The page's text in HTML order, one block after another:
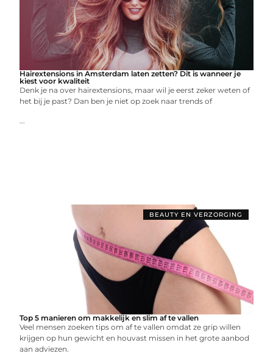
Hairextensions in Amsterdam laten zetten? Dit is wanneer je
kiest voor kwaliteit
Denk je na over hairextensions, maar wil je eerst zeker weten of
het bij je past? Dan ben je niet op zoek naar trends of
...
BEAUTY EN VERZORGING
Top 5 manieren om makkelijk en slim af te vallen
Veel mensen zoeken tips om af te vallen omdat ze grip willen
krijgen op hun gewicht en houvast missen in het grote aanbod
aan adviezen.